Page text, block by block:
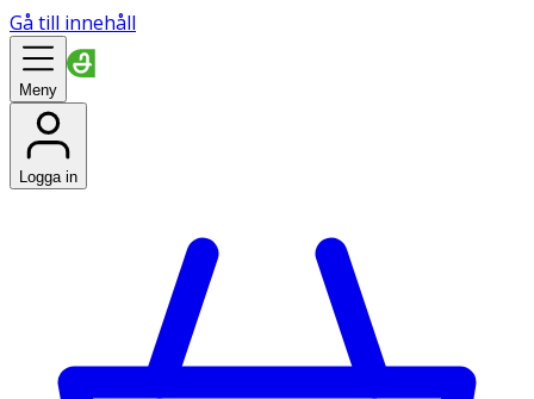
Gå till innehåll
Meny
Logga in